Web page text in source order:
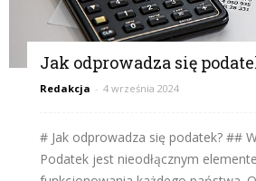
Jak odprowadza się
Redakcja - 4 września 2024
# Jak odprowadza się podatek? ##
Podatek jest nieodłącznym